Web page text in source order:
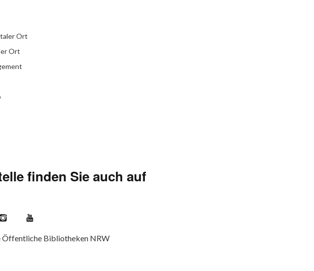
Ort
Ort
finden Sie auch auf
Öffentliche Bibliotheken NRW